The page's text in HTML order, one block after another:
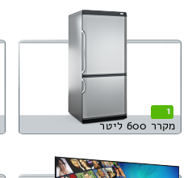
1
מקרר 600 ליטר